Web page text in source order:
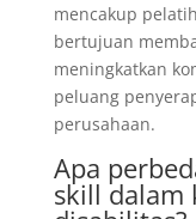
mencakup
bertujuan
meningkatkan
peluang
perusahaan.
Apa
skill dalam